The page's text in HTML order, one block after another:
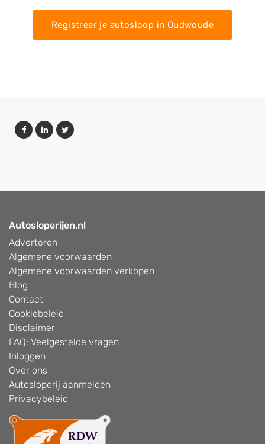
Registreer je autosloop in Oudwoude
Autosloperijen.nl
Adverteren
Algemene voorwaarden
Algemene voorwaarden verkopen
Blog
Contact
Cookiebeleid
Disclaimer
FAQ: Veelgestelde vragen
Inloggen
Over ons
Autosloperij aanmelden
Privacybeleid